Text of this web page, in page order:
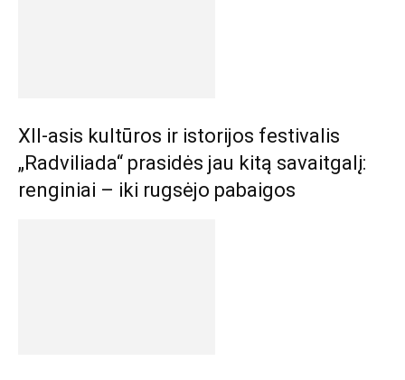
XII-asis kultūros ir istorijos festivalis
„Radviliada“ prasidės jau kitą savaitgalį:
renginiai – iki rugsėjo pabaigos